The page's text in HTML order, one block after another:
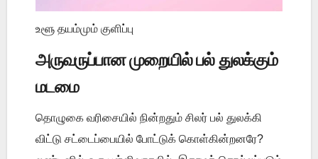
உளூ தயம்மும் குளிப்பு
அருவருப்பான முறையில் பல் துலக்கும்
மடமை
தொழுகை வரிசையில் நின்றதும் சிலர் பல் துலக்கி
விட்டு சட்டைப்பையில் போட்டுக் கொள்கின்றனரே?